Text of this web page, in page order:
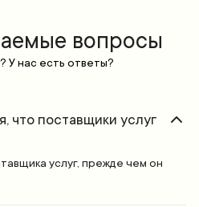
вопросы
У нас есть ответы?
что поставщики услуг
услуг, прежде чем он